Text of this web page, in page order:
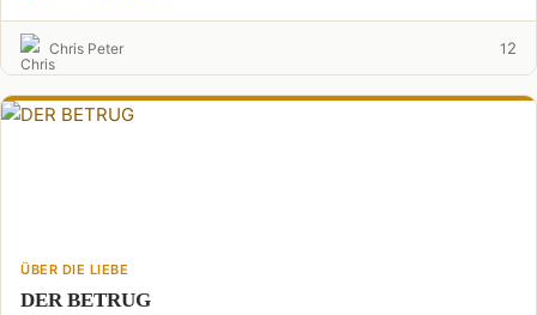
Chris Peter 1 2
ÜBER DIE LIEBE
DER BETRUG